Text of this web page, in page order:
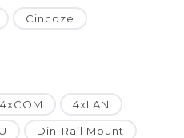
Cincoze
4xCOM 4xLAN
Din-Rail Mount